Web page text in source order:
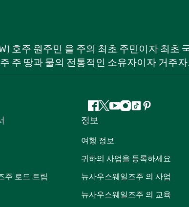
호주 원주민 을 주의 최초 주민이자 최초
주 땅과 물의 전통적인 소유자이자 거주
페
이
북
지
다
유 인
램
틱
핀
트
주 로드 트립
정보
여행 정보
귀하의 사업을 등록하세요
뉴사우스웨일즈주 의 사업
뉴사우스웨일즈주 의 교육